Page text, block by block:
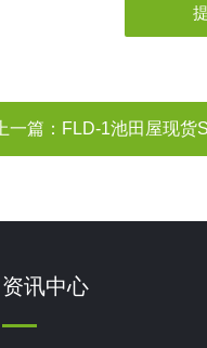
上一篇： FLD-1池田屋现货
资讯中心